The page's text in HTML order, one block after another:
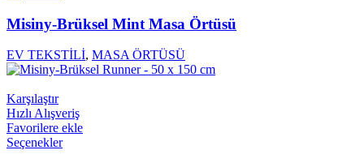
birden
fazla
varyasyonu
var.
Seçenekler
sayfasından
seçilebilir
Misiny-Brüksel Mint Masa Örtüsü
EV TEKSTİLİ, MASA ÖRTÜSÜ
Karşılaştır
Hızlı Alışveriş
Favorilere ekle
SeçeneklerBu